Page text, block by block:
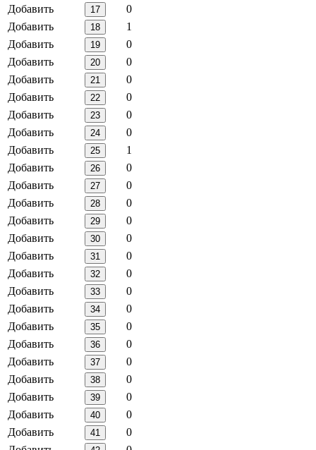
Добавить
17
0
Добавить
18
1
Добавить
19
0
Добавить
20
0
Добавить
21
0
Добавить
22
0
Добавить
23
0
Добавить
24
0
Добавить
25
1
Добавить
26
0
Добавить
27
0
Добавить
28
0
Добавить
29
0
Добавить
30
0
Добавить
31
0
Добавить
32
0
Добавить
33
0
Добавить
34
0
Добавить
35
0
Добавить
36
0
Добавить
37
0
Добавить
38
0
Добавить
39
0
Добавить
40
0
Добавить
41
0